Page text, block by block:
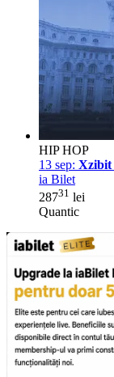
HIP HOP
13 sep: Xzibit
ia Bilet
28731 lei
Quantic